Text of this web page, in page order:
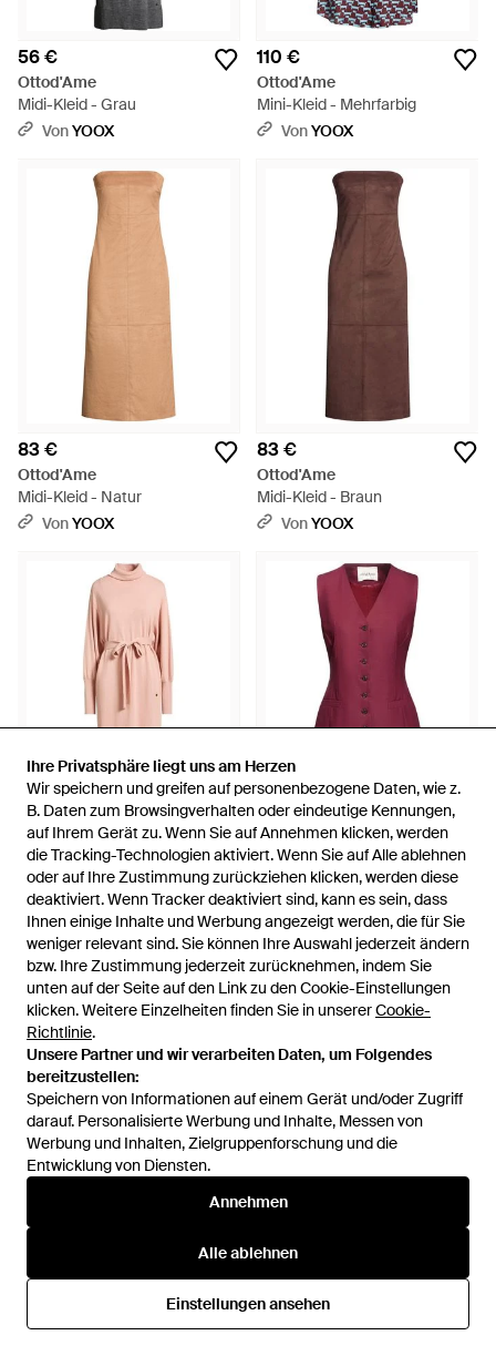
Ihre Privatsphäre liegt uns am Herzen
Wir speichern und greifen auf personenbezogene Daten, wie z.
B. Daten zum Browsingverhalten oder eindeutige Kennungen,
auf Ihrem Gerät zu. Wenn Sie auf Annehmen klicken, werden
die Tracking-Technologien aktiviert. Wenn Sie auf Alle ablehnen
oder auf Ihre Zustimmung zurückziehen klicken, werden diese
deaktiviert. Wenn Tracker deaktiviert sind, kann es sein, dass
Ihnen einige Inhalte und Werbung angezeigt werden, die für Sie
weniger relevant sind. Sie können Ihre Auswahl jederzeit ändern
bzw. Ihre Zustimmung jederzeit zurücknehmen, indem Sie
unten auf der Seite auf den Link zu den Cookie-Einstellungen
klicken. Weitere Einzelheiten finden Sie in unsererCookie-
Richtlinie.
Unsere Partner und wir verarbeiten Daten, um Folgendes
bereitzustellen:
Speichern von Informationen auf einem Gerät und/oder Zugriff
darauf. Personalisierte Werbung und Inhalte, Messen von
Werbung und Inhalten, Zielgruppenforschung und die
Entwicklung von Diensten.
Annehmen
Alle ablehnen
Einstellungen ansehen
Ihre Privatsphäre liegt uns am Herzen
Wir speichern und greifen auf personenbezogene Daten, wie z.
B. Daten zum Browsingverhalten oder eindeutige Kennungen,
auf Ihrem Gerät zu. Wenn Sie auf Annehmen klicken, werden
die Tracking-Technologien aktiviert. Wenn Sie auf Alle ablehnen
oder auf Ihre Zustimmung zurückziehen klicken, werden diese
deaktiviert. Wenn Tracker deaktiviert sind, kann es sein, dass
Ihnen einige Inhalte und Werbung angezeigt werden, die für Sie
weniger relevant sind. Sie können Ihre Auswahl jederzeit ändern
bzw. Ihre Zustimmung jederzeit zurücknehmen, indem Sie
unten auf der Seite auf den Link zu den Cookie-Einstellungen
klicken. Weitere Einzelheiten finden Sie in unsererCookie-
Richtlinie.
Unsere Partner und wir verarbeiten Daten, um Folgendes
bereitzustellen:
Speichern von Informationen auf einem Gerät und/oder Zugriff
darauf. Personalisierte Werbung und Inhalte, Messen von
Werbung und Inhalten, Zielgruppenforschung und die
Entwicklung von Diensten.
Annehmen
Alle ablehnen
Einstellungen ansehen
56 €
Ottod'Ame
Midi-Kleid - Grau
VonYOOX
110 €
Ottod'Ame
Mini-Kleid - Mehrfarbig
VonYOOX
83 €
Ottod'Ame
Midi-Kleid - Natur
VonYOOX
83 €
Ottod'Ame
Midi-Kleid - Braun
VonYOOX
102 €
Ottod'Ame
Midi-Kleid - Pink
Von YOOX
102 €
Ottod'Ame
Mini-Kleid - Lila
VonYOOX
77 €
Mini-Kleid - Schwarz
Ottod'Ame
Midi-Kleid - Schwarz
VonYOOX